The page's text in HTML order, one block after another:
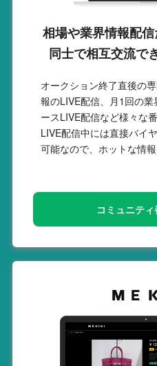
相場や業界情報配
同士で相互交流で
オークション終了直後の
報のLIVE配信、月1回の業
ースLIVE配信など様々な
LIVE配信中には直接バイ
可能なので、ホットな情報
コミュニテ